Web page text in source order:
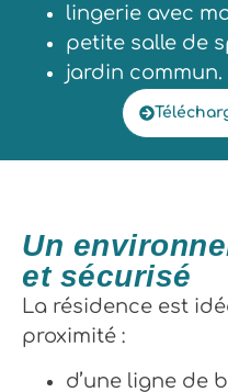
lingerie avec
petite salle de
jardin commun.
Un
et sécurisé
La résidence est
proximité :
d’une ligne de